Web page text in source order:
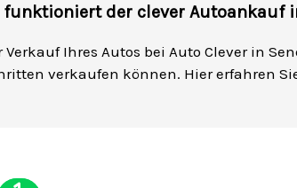
funktioniert der clever Autoankauf
Verkauf Ihres Autos bei Auto Clever in
verkaufen können. Hier erfahren